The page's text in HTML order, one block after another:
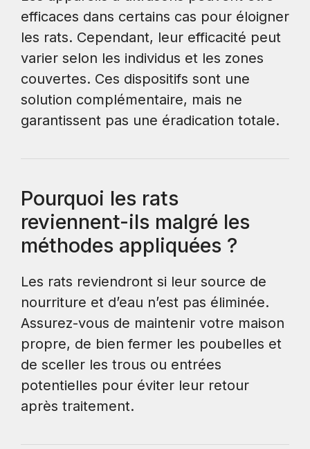
efficaces dans certains cas pour éloigner
les rats. Cependant, leur efficacité peut
varier selon les individus et les zones
couvertes. Ces dispositifs sont une
solution complémentaire, mais ne
garantissent pas une éradication totale.
Pourquoi les rats
reviennent-ils malgré les
méthodes appliquées ?
Les rats reviendront si leur source de
nourriture et d’eau n’est pas éliminée.
Assurez-vous de maintenir votre maison
propre, de bien fermer les poubelles et
de sceller les trous ou entrées
potentielles pour éviter leur retour
après traitement.